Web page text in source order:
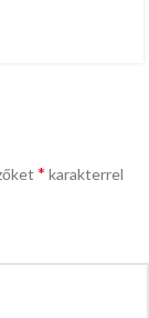
* karakterrel